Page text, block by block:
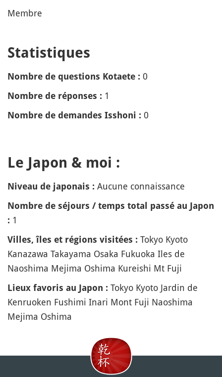
Membre
Statistiques
Nombre de questions Kotaete : 0
Nombre de réponses : 1
Nombre de demandes Isshoni : 0
Le Japon & moi :
Niveau de japonais : Aucune connaissance
Nombre de séjours / temps total passé au Japon
: 1
Villes, îles et régions visitées : Tokyo Kyoto
Kanazawa Takayama Osaka Fukuoka Iles de
Naoshima Mejima Oshima Kureishi Mt Fuji
Lieux favoris au Japon : Tokyo Kyoto Jardin de
Kenruoken Fushimi Inari Mont Fuji Naoshima
Mejima Oshima